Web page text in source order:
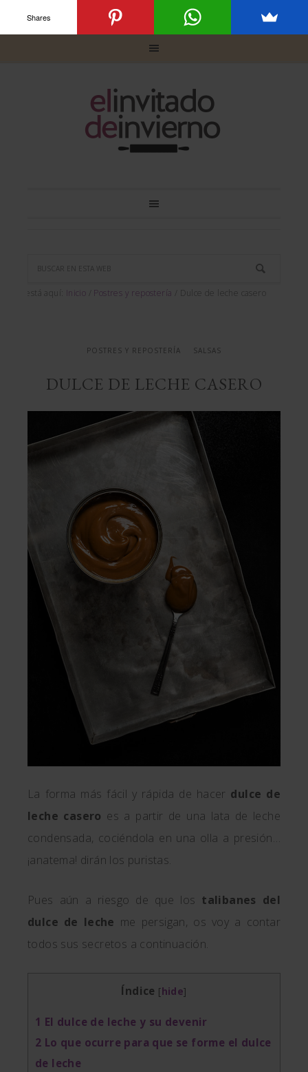
Usted está aquí: Inicio Postres y repostería Dulce de leche casero
POSTRES Y REPOSTERÍA SALSAS
DULCE DE LECHE CASERO
La forma más fácil y rápida de hacer dulce de
leche casero es a partir de una lata de leche
condensada, cociéndola en una olla a presión…
¡anatema! dirán los puristas.
Pues aún a riesgo de que los talibanes del
dulce de leche me persigan, os voy a contar
todos sus secretos a continuación.
Índice [hide]
1 El dulce de leche y su devenir
2 Lo que ocurre para que se forme el dulce
de leche
Shares